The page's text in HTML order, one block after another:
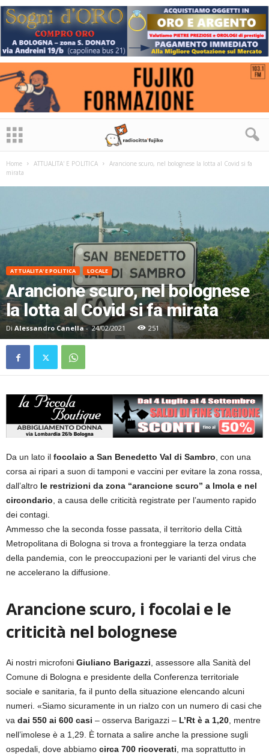
Home ATTUALITA' E POLITICA
Arancione scuro, nel bolognese la lotta al Covid si fa
mirata
ATTUALITA' E POLITICA LOCALE
Arancione scuro, nel bolognese
la lotta al Covid si fa mirata
Di Alessandro Canella- 24/02/2021 251
Da un lato il focolaio a San Benedetto Val di Sambro, con una
corsa ai ripari a suon di tamponi e vaccini per evitare la zona rossa,
dall’altro le restrizioni da zona “arancione scuro” a Imola e nel
circondario, a causa delle criticità registrate per l’aumento rapido
dei contagi.
Ammesso che la seconda fosse passata, il territorio della Città
Metropolitana di Bologna si trova a fronteggiare la terza ondata
della pandemia, con le preoccupazioni per le varianti del virus che
ne accelerano la diffusione.
Arancione scuro, i focolai e le
criticità nel bolognese
Ai nostri microfoni Giuliano Barigazzi, assessore alla Sanità del
Comune di Bologna e presidente della Conferenza territoriale
sociale e sanitaria, fa il punto della situazione elencando alcuni
numeri. «Siamo sicuramente in un rialzo con un numero di casi che
va dai 550 ai 600 casi – osserva Barigazzi – L’Rt è a 1,20, mentre
nell’imolese è a 1,29. È tornata a salire anche la pressione sugli
ospedali, dove abbiamo circa 700 ricoverati, ma soprattutto in